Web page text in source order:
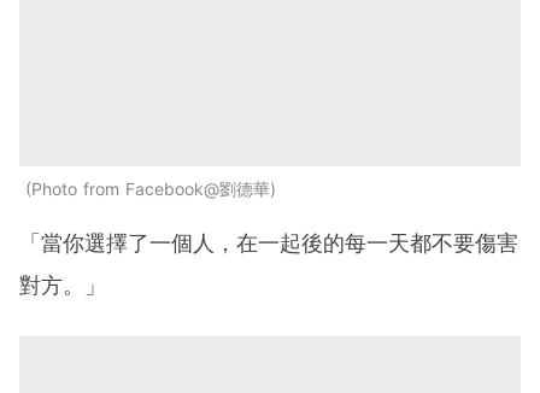
Photo from Facebook@劉德華
「當你選擇了一個人，在一起後的每一天都不要傷害
對方。」